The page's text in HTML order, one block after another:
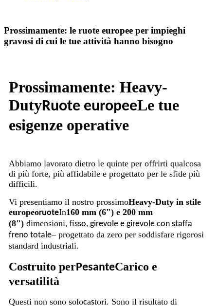
Prossimamente: le ruote europee per impieghi
gravosi di cui le tue attività hanno bisogno
Prossimamente: Heavy-
DutyRuote europeeLe tue
esigenze operative
Abbiamo lavorato dietro le quinte per offrirti qualcosa
di più forte, più affidabile e progettato per le sfide più
difficili.
Vi presentiamo il nostro prossimoHeavy-Duty in stile
europeoruoteIn160 mm (6") e 200 mm
(8") dimensioni, fisso, girevole e girevole con staffa
freno totale– progettato da zero per soddisfare rigorosi
standard industriali.
Costruito perPesanteCarico e
versatilità
Questi non sono solocastori. Sono il risultato di